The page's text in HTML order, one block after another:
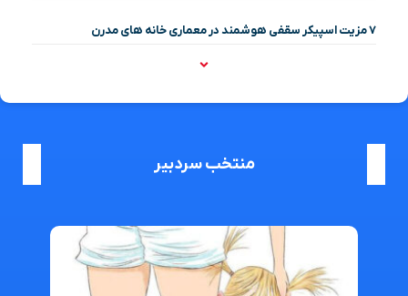
۷ مزیت اسپیکر سقفی هوشمند در معماری خانه‌ های مدرن
منتخب سردبیر